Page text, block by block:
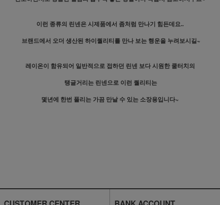
이런 종류의 린넨은 시제품에서 좀처럼 만나기 힘든데요..
브랜드에서 오더 생산된 하이퀄리티를 만나 보는 행운을 누려보시길~
레이온이 함유되어 일반적으로 접하던 린넨 보다 시원한 쿨터치의
탱글거리는 린넨으로 이런 퀄리티는
몇년에 한번 풀리는 가끔 만날 수 있는 소장용입니다~